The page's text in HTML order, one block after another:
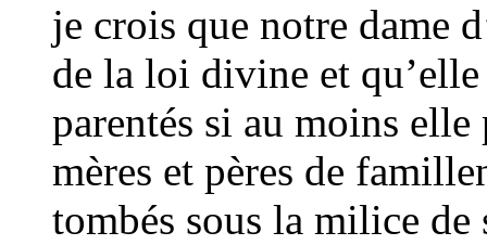
je crois que notre dame
de la loi divine et
parentés si au moins
mères et pères de
tombés sous la milice de